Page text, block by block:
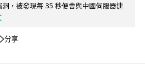
，被發現每 35 秒便會與中國伺服器連
分享